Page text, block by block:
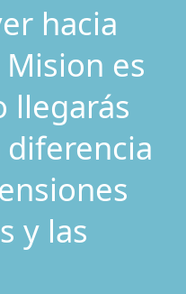
hacia
es
llegarás
diferencia
y las